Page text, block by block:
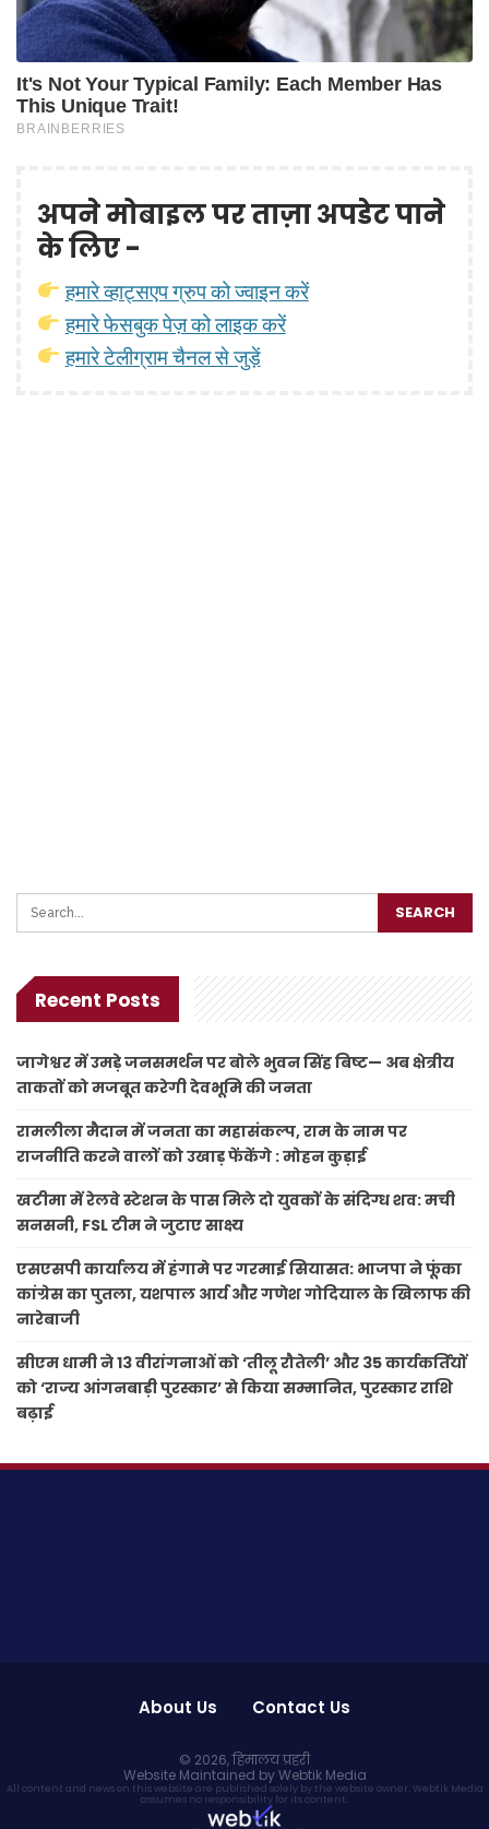
अपने मोबाइल पर ताज़ा अपडेट पाने
के लिए -
हमारे व्हाट्सएप ग्रुप को ज्वाइन करें
हमारे फेसबुक पेज़ को लाइक करें
हमारे टेलीग्राम चैनल से जुड़ें
Recent Posts
जागेश्वर में उमड़े जनसमर्थन पर बोले भुवन सिंह बिष्ट— अब क्षेत्रीय
ताकतों को मजबूत करेगी देवभूमि की जनता
रामलीला मैदान में जनता का महासंकल्प, राम के नाम पर
राजनीति करने वालों को उखाड़ फेंकेंगे : मोहन कुड़ाई
खटीमा में रेलवे स्टेशन के पास मिले दो युवकों के संदिग्ध शव: मची
सनसनी, FSL टीम ने जुटाए साक्ष्य
एसएसपी कार्यालय में हंगामे पर गरमाई सियासत: भाजपा ने फूंका
कांग्रेस का पुतला, यशपाल आर्य और गणेश गोदियाल के खिलाफ की
नारेबाजी
सीएम धामी ने 13 वीरांगनाओं को ‘तीलू रौतेली’ और 35 कार्यकर्तियों
को ‘राज्य आंगनबाड़ी पुरस्कार’ से किया सम्मानित, पुरस्कार राशि
बढ़ाई
About Us Contact Us
© 2026,हिमालय प्रहरी
Website Maintained by Webtik Media
All content and news on this website are published solely by the website owner. Webtik Media
assumes no responsibility for its content.